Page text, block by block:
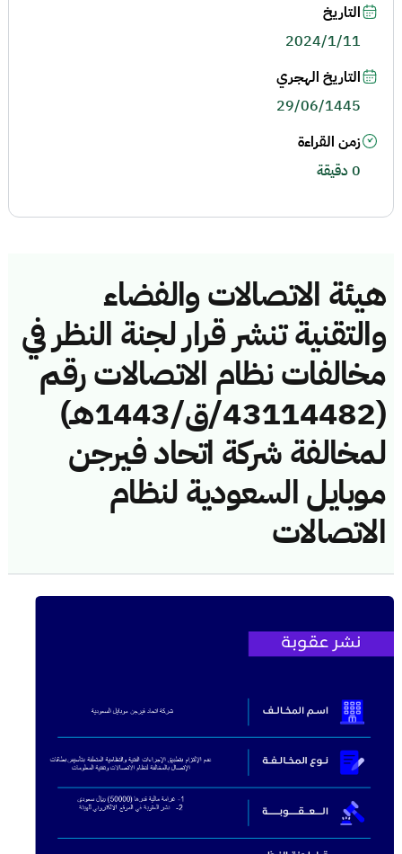
هيئة الاتصالات والفضاء
والتقنية تنشر قرار لجنة النظر في
مخالفات نظام الاتصالات رقم
(43114482/ق/1443هـ)
لمخالفة شركة اتحاد فيرجن
موبايل السعودية لنظام
الاتصالات
التاريخ
2024/1/11
التاريخ الهجري
29/06/1445
زمن القراءة
0 دقيقة